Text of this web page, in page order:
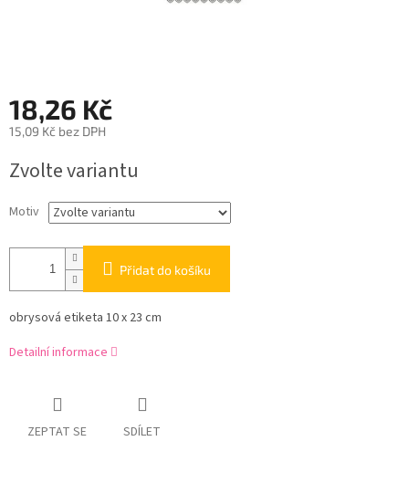
18,26 Kč
15,09 Kč bez DPH
cena:
Zvolte variantu
Motiv
Přidat do košíku
obrysová etiketa 10 x 23 cm
Detailní informace
ZEPTAT SE SDÍLET